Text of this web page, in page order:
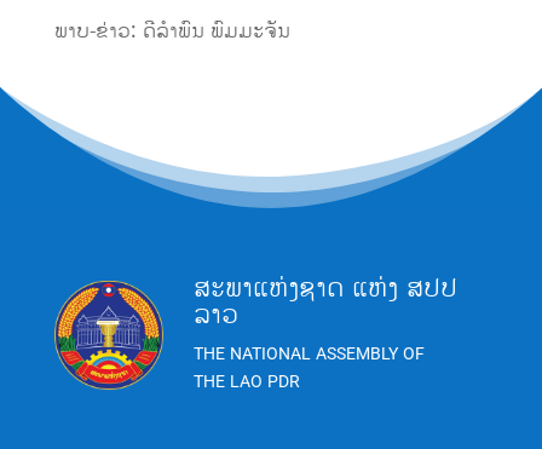
ພາບ-ຂ່າວ: ດີລໍາພົນ ພົມມະຈັນ
ສະພາແຫ່ງຊາດ ແຫ່ງ ສປປ
ລາວ
THE NATIONAL ASSEMBLY OF
THE LAO PDR